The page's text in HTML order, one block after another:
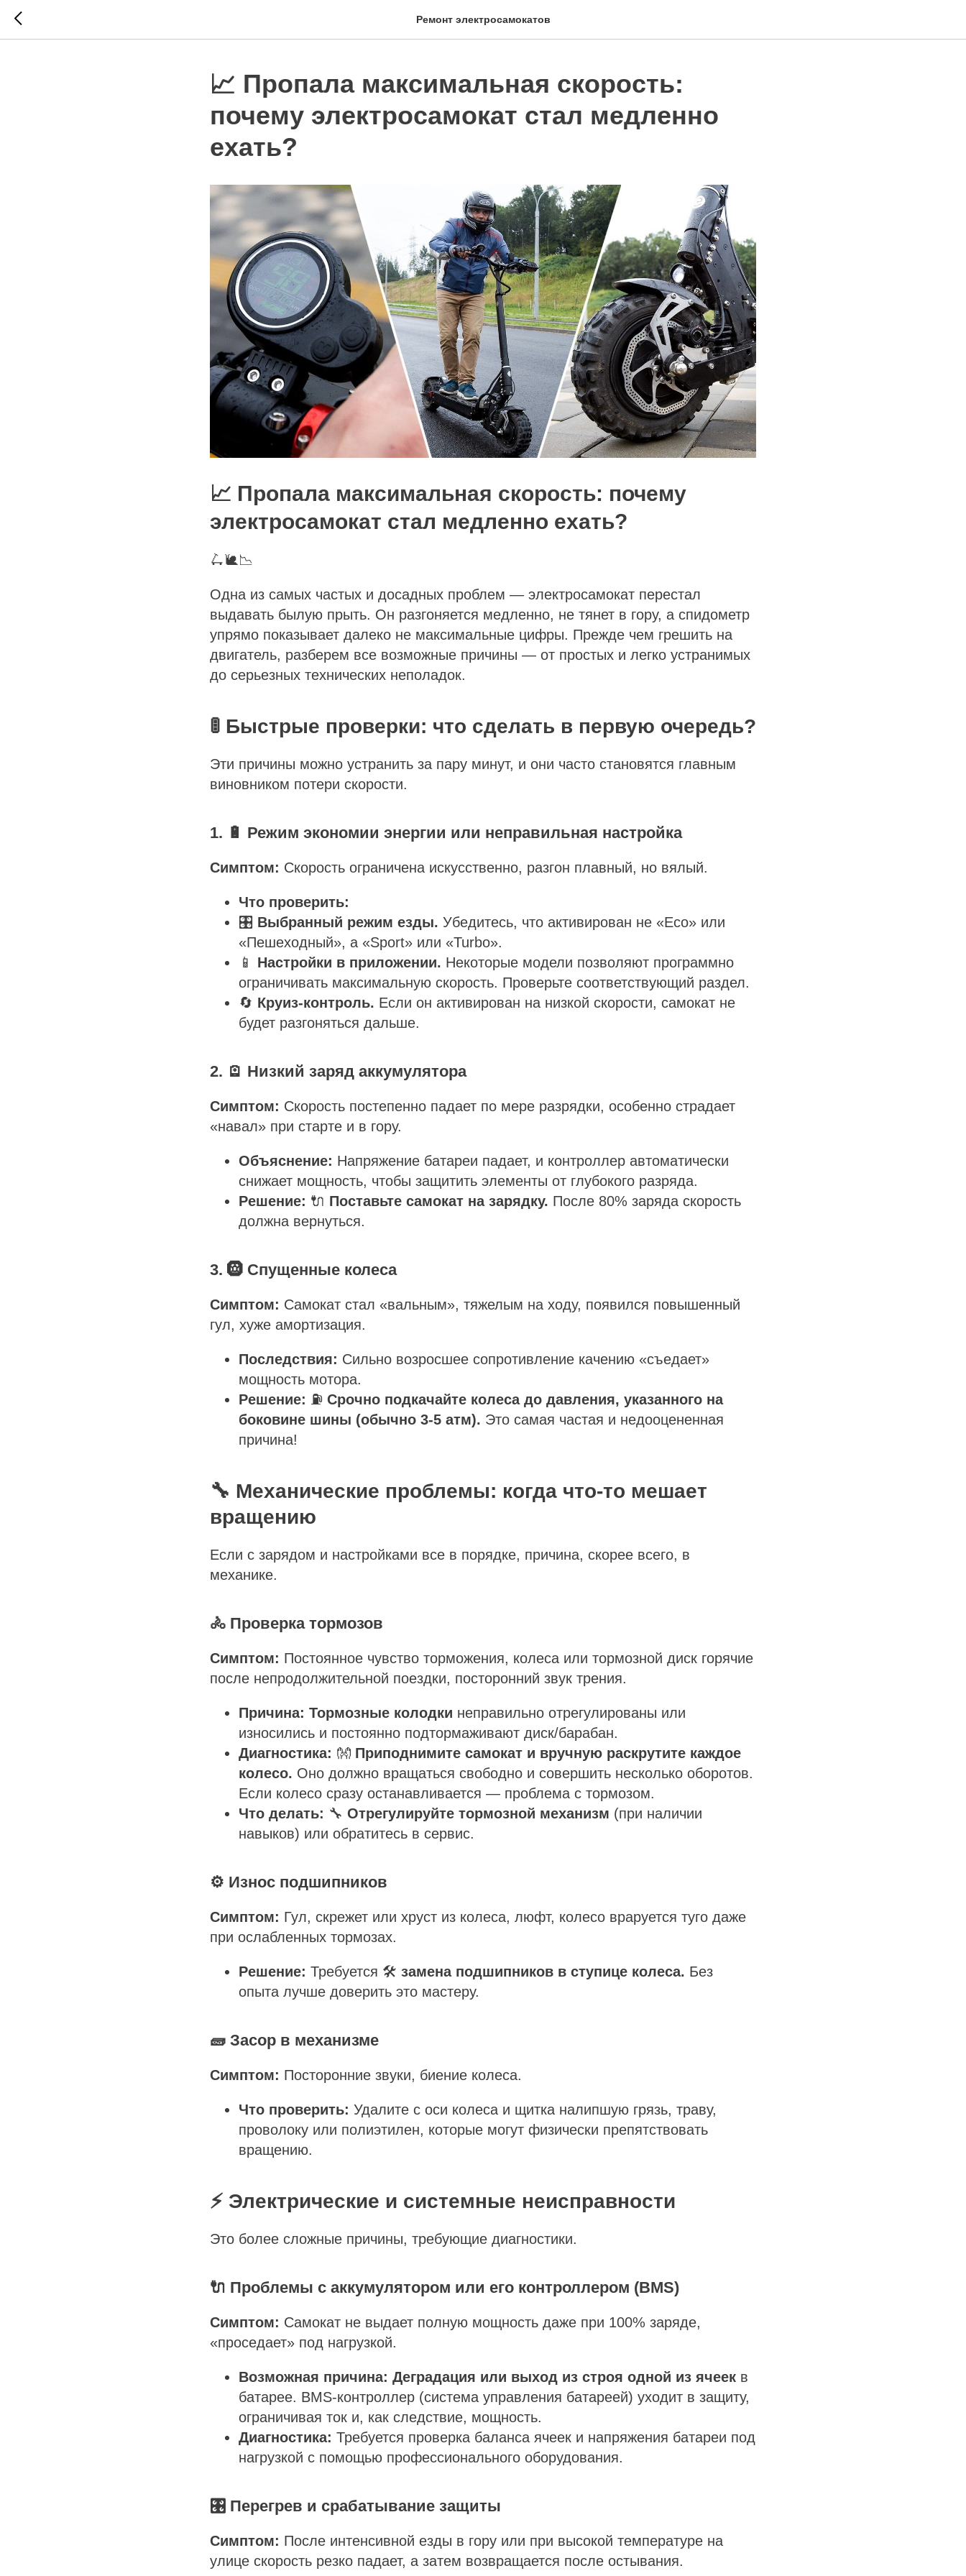
Ремонт электросамокатов
📈 Пропала максимальная скорость:
почему электросамокат стал медленно
ехать?
📈 Пропала максимальная скорость: почему
электросамокат стал медленно ехать?
🛴🐌📉
Одна из самых частых и досадных проблем — электросамокат перестал
выдавать былую прыть. Он разгоняется медленно, не тянет в гору, а спидометр
упрямо показывает далеко не максимальные цифры. Прежде чем грешить на
двигатель, разберем все возможные причины — от простых и легко устранимых
до серьезных технических неполадок.
🚦 Быстрые проверки: что сделать в первую очередь?
Эти причины можно устранить за пару минут, и они часто становятся главным
виновником потери скорости.
1. 🔋 Режим экономии энергии или неправильная настройка
Симптом: Скорость ограничена искусственно, разгон плавный, но вялый.
Что проверить:
🎛️ Выбранный режим езды. Убедитесь, что активирован не «Eco» или
«Пешеходный», а «Sport» или «Turbo».
📱 Настройки в приложении. Некоторые модели позволяют программно
ограничивать максимальную скорость. Проверьте соответствующий раздел.
🔄 Круиз-контроль. Если он активирован на низкой скорости, самокат не
будет разгоняться дальше.
2. 🪫 Низкий заряд аккумулятора
Симптом: Скорость постепенно падает по мере разрядки, особенно страдает
«навал» при старте и в гору.
Объяснение: Напряжение батареи падает, и контроллер автоматически
снижает мощность, чтобы защитить элементы от глубокого разряда.
Решение: 🔌 Поставьте самокат на зарядку. После 80% заряда скорость
должна вернуться.
3. 🛞 Спущенные колеса
Симптом: Самокат стал «вальным», тяжелым на ходу, появился повышенный
гул, хуже амортизация.
Последствия: Сильно возросшее сопротивление качению «съедает»
мощность мотора.
Решение: ⛽ Срочно подкачайте колеса до давления, указанного на
боковине шины (обычно 3-5 атм). Это самая частая и недооцененная
причина!
🔧 Механические проблемы: когда что-то мешает
вращению
Если с зарядом и настройками все в порядке, причина, скорее всего, в
механике.
🚴 Проверка тормозов
Симптом: Постоянное чувство торможения, колеса или тормозной диск горячие
после непродолжительной поездки, посторонний звук трения.
Причина: Тормозные колодки неправильно отрегулированы или
износились и постоянно подтормаживают диск/барабан.
Диагностика: 👐 Приподнимите самокат и вручную раскрутите каждое
колесо. Оно должно вращаться свободно и совершить несколько оборотов.
Если колесо сразу останавливается — проблема с тормозом.
Что делать: 🔧 Отрегулируйте тормозной механизм (при наличии
навыков) или обратитесь в сервис.
⚙️ Износ подшипников
Симптом: Гул, скрежет или хруст из колеса, люфт, колесо враруется туго даже
при ослабленных тормозах.
Решение: Требуется 🛠️ замена подшипников в ступице колеса. Без
опыта лучше доверить это мастеру.
🧱 Засор в механизме
Симптом: Посторонние звуки, биение колеса.
Что проверить: Удалите с оси колеса и щитка налипшую грязь, траву,
проволоку или полиэтилен, которые могут физически препятствовать
вращению.
⚡ Электрические и системные неисправности
Это более сложные причины, требующие диагностики.
🔌 Проблемы с аккумулятором или его контроллером (BMS)
Симптом: Самокат не выдает полную мощность даже при 100% заряде,
«проседает» под нагрузкой.
Возможная причина: Деградация или выход из строя одной из ячеек в
батарее. BMS-контроллер (система управления батареей) уходит в защиту,
ограничивая ток и, как следствие, мощность.
Диагностика: Требуется проверка баланса ячеек и напряжения батареи под
нагрузкой с помощью профессионального оборудования.
🎛️ Перегрев и срабатывание защиты
Симптом: После интенсивной езды в гору или при высокой температуре на
улице скорость резко падает, а затем возвращается после остывания.